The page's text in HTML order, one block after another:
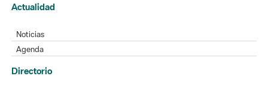
Actualidad
Noticias
Agenda
Directorio